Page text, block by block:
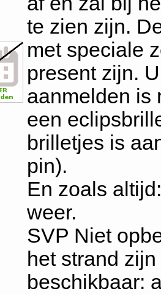
te zien zijn.
met speciale
present zijn.
aanmelden is
een
brilletjes is
pin).
En zoals
weer.
SVP Niet
het strand
beschikbaar: